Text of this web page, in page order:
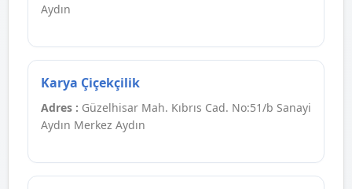
Aydın
Karya Çiçekçilik
Adres : Güzelhisar Mah. Kıbrıs Cad. No:51/b Sanayi
Aydın Merkez Aydın